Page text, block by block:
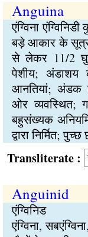
Anguina
एंग्विना
बड़े आकार के
से लेकर 11/2
पेशीय;
आनतियां; अंडक
ओर व्यवस्थित;
बहुसंख्यक
द्वारा निर्मित;
:
Anguinid
एंग्विनिड
एंग्विना,